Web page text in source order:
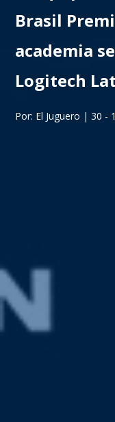
Brasil
academia
Logitech
Por: El Juguero | 30 -